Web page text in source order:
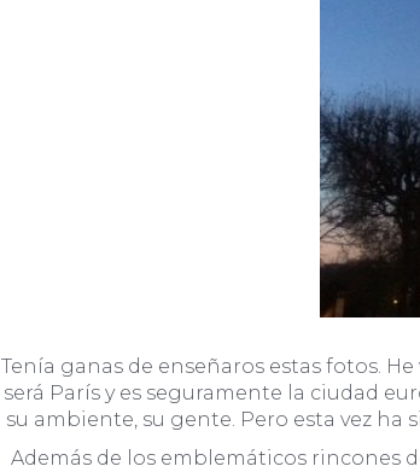
Tenía ganas de enseñaros estas fotos.
será París y es seguramente la ciudad
su ambiente, su gente. Pero esta vez ha
Además de los emblemáticos rincones